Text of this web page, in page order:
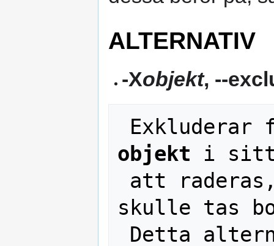
ALTERNATIV
-Xobjekt, --
objekt i sitt
skulle tas